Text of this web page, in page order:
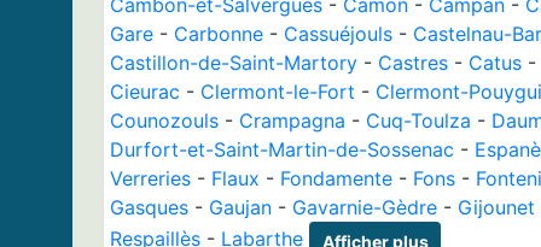
Cambon-et-Salvergues - Camon - Campan -
Gare - Carbonne - Cassuéjouls - Castelnau-
Castillon-de-Saint-Martory - Castres - Catus -
Cieurac - Clermont-le-Fort - Clermont-
Counozouls - Crampagna - Cuq-Toulza -
Durfort-et-Saint-Martin-de-Sossenac -
Verreries - Flaux - Fondamente - Fons -
Gasques - Gaujan - Gavarnie-Gèdre - Gijounet
Respaillès - Labarthe Afficher plus